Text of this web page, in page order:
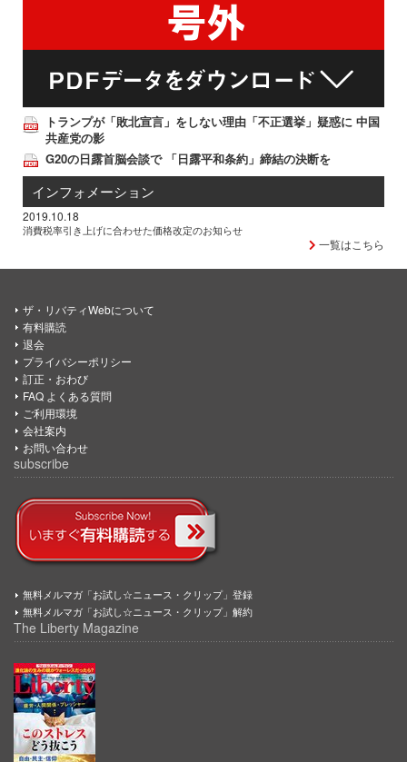
トランプが「敗北宣言」をしない理由「不正選挙」疑惑に 中国
共産党の影
G20の日露首脳会談で 「日露平和条約」締結の決断を
インフォメーション
2019.10.18
消費税率引き上げに合わせた価格改定のお知らせ
一覧はこちら
ザ・リバティWebについて
有料購読
退会
プライバシーポリシー
訂正・おわび
FAQ よくある質問
ご利用環境
会社案内
お問い合わせ
subscribe
無料メルマガ「お試し☆ニュース・クリップ」登録
無料メルマガ「お試し☆ニュース・クリップ」解約
The Liberty Magazine